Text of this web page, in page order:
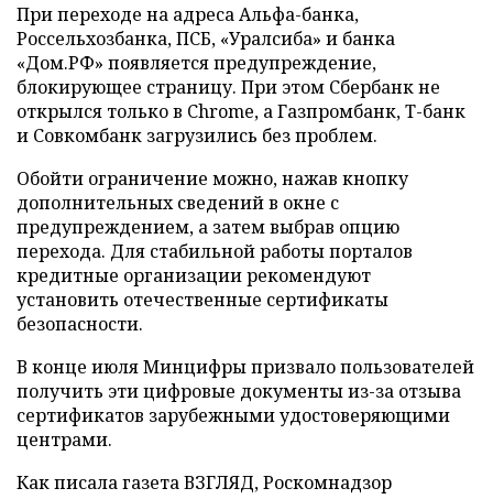
При переходе на адреса Альфа-банка,
Россельхозбанка, ПСБ, «Уралсиба» и банка
«Дом.РФ» появляется предупреждение,
блокирующее страницу. При этом Сбербанк не
открылся только в Chrome, а Газпромбанк, Т-банк
и Совкомбанк загрузились без проблем.
Обойти ограничение можно, нажав кнопку
дополнительных сведений в окне с
предупреждением, а затем выбрав опцию
перехода. Для стабильной работы порталов
кредитные организации рекомендуют
установить отечественные сертификаты
безопасности.
В конце июля Минцифры призвало пользователей
получить эти цифровые документы из-за отзыва
сертификатов зарубежными удостоверяющими
центрами.
Как писала газета ВЗГЛЯД, Роскомнадзор